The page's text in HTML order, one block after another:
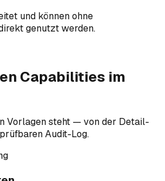
und können ohne
genutzt werden.
Capabilities im
Vorlagen steht — von der Detail-
Audit-Log.